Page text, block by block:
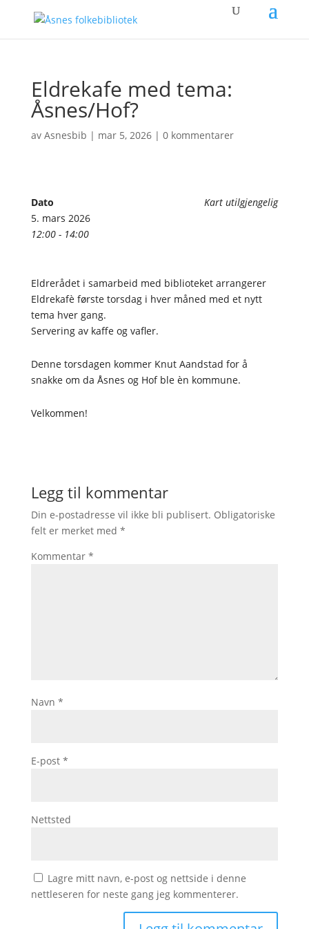
Eldrekafe med tema:
Åsnes/Hof?
av Asnesbib | mar 5, 2026| 0 kommentarer
Kart utilgjengelig
Dato
5. mars 2026
12:00 - 14:00
Eldrerådet i samarbeid med biblioteket arrangerer
Eldrekafè første torsdag i hver måned med et nytt
tema hver gang.
Servering av kaffe og vafler.
Denne torsdagen kommer Knut Aandstad for å
snakke om da Åsnes og Hof ble èn kommune.
Velkommen!
Legg til kommentar
Din e-postadresse vil ikke bli publisert. Obligatoriske
felt er merket med *
Kommentar *
Navn *
E-post *
Nettsted
Lagre mitt navn, e-post og nettside i denne
nettleseren for neste gang jeg kommenterer.